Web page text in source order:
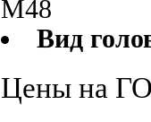
М48
Вид
Цены на